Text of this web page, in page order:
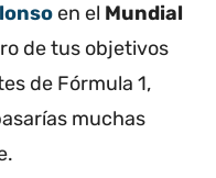
en el Mundial
de tus objetivos
de Fórmula 1,
muchas